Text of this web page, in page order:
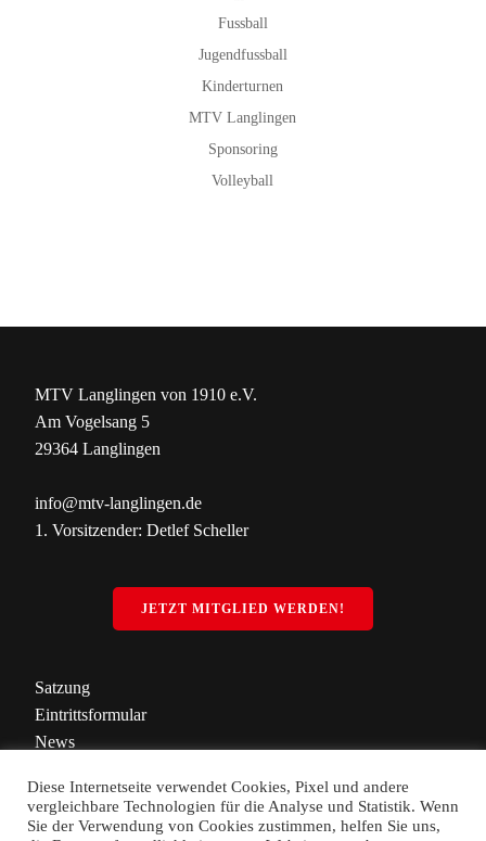
Fussball
Jugendfussball
Kinderturnen
MTV Langlingen
Sponsoring
Volleyball
MTV Langlingen von 1910 e.V.
Am Vogelsang 5
29364 Langlingen
info@mtv-langlingen.de
1. Vorsitzender: Detlef Scheller
JETZT MITGLIED WERDEN!
Satzung
Eintrittsformular
News
Impressum
Datenschutz
Diese Internetseite verwendet Cookies, Pixel und andere
vergleichbare Technologien für die Analyse und Statistik. Wenn
Sie der Verwendung von Cookies zustimmen, helfen Sie uns,